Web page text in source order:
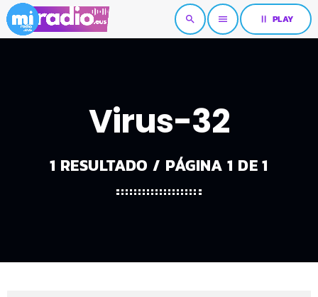
search menu pause PLAY
Virus-32
1 RESULTADO / PÁGINA 1 DE 1